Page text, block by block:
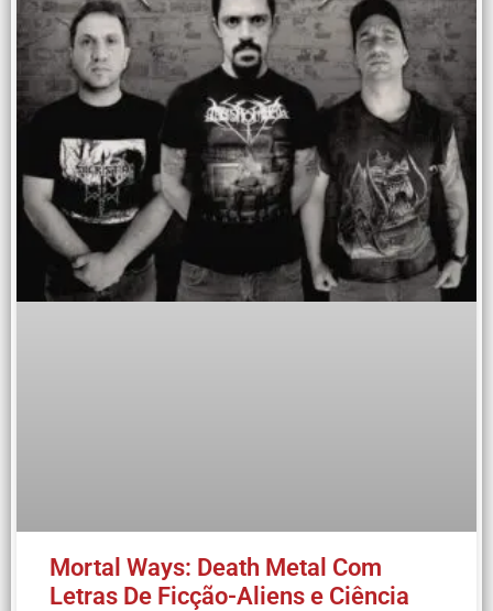
Mortal Ways: Death Metal Com
Letras De Ficção-Aliens e Ciência